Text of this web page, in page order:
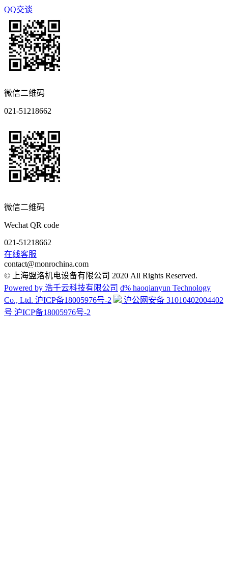
QQ交谈
微信二维码
021-51218662
微信二维码
Wechat QR code
021-51218662
在线客服
contact@monrochina.com
© 上海盟洛机电设备有限公司 2020 All Rights Reserved.
Powered by 浩千云科技有限公司 d% haoqianyun Technology
Co., Ltd. 沪ICP备18005976号-2
沪公网安备 31010402004402
号 沪ICP备18005976号-2